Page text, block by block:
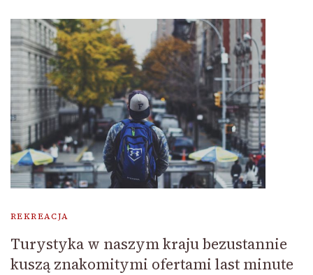
REKREACJA
Turystyka w naszym kraju bezustannie
kuszą znakomitymi ofertami last minute